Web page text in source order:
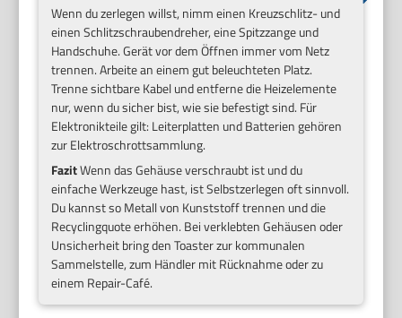
Wenn du zerlegen willst, nimm einen Kreuzschlitz- und
einen Schlitzschraubendreher, eine Spitzzange und
Handschuhe. Gerät vor dem Öffnen immer vom Netz
trennen. Arbeite an einem gut beleuchteten Platz.
Trenne sichtbare Kabel und entferne die Heizelemente
nur, wenn du sicher bist, wie sie befestigt sind. Für
Elektronikteile gilt: Leiterplatten und Batterien gehören
zur Elektroschrottsammlung.
FazitWenn das Gehäuse verschraubt ist und du
einfache Werkzeuge hast, ist Selbstzerlegen oft sinnvoll.
Du kannst so Metall von Kunststoff trennen und die
Recyclingquote erhöhen. Bei verklebten Gehäusen oder
Unsicherheit bring den Toaster zur kommunalen
Sammelstelle, zum Händler mit Rücknahme oder zu
einem Repair-Café.